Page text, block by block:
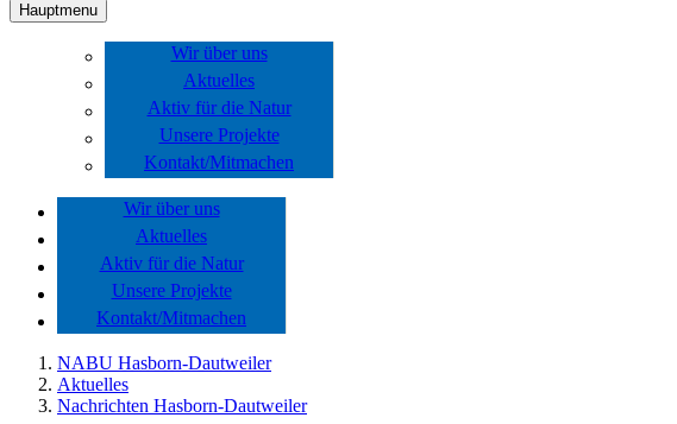
Hauptmenu
Wir über uns
Aktuelles
Aktiv für die Natur
Unsere Projekte
Kontakt/Mitmachen
Wir über uns
Aktuelles
Aktiv für die Natur
Unsere Projekte
Kontakt/Mitmachen
NABU Hasborn-Dautweiler
Aktuelles
Nachrichten Hasborn-Dautweiler